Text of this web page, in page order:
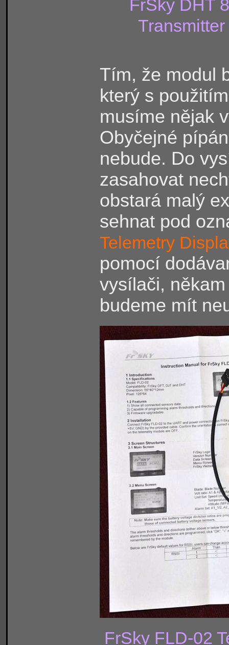
FrSky DHT
Tím, že modul
který s
musíme nějak
Obyčejné
nebude. Do
zasahovat
obstará malý
sehnat pod
Telemetry
pomocí
vysílači,
budeme mít
FrSky FLD-02